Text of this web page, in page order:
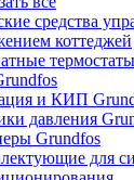
средства
коттеджей
термостаты
и КИП
давления
Grundfos
для